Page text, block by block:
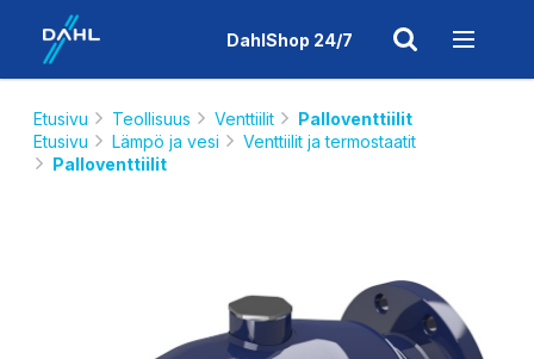
DahlShop 24/7
Etusivu Teollisuus Venttiilit
Palloventtiilit
Etusivu
Lämpö ja vesi
Venttiilit ja termostaatit
Palloventtiilit